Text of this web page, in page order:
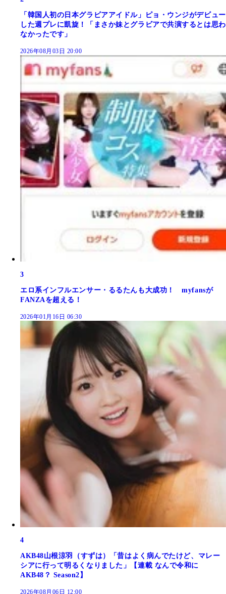
「韓国人初の日本グラビアアイドル」ピョ・ウンジがデビュー
した週プレに凱旋！「まさか妹とグラビアで共演するとは思わ
なかったです」
2026年08月03日 20:00
3
エロ系インフルエンサー・るるたんも大成功！ myfansが
FANZAを超える！
2026年01月16日 06:30
4
AKB48山根涼羽（すずは）「昔はよく病んでたけど、マレー
シアに行って明るくなりました」【連載 なんで令和に
AKB48？ Season2】
2026年08月06日 12:00